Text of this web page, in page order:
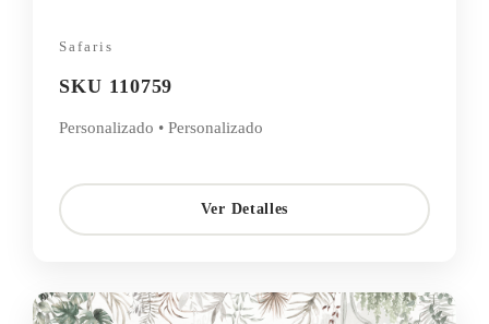
Safaris
SKU 110759
Personalizado • Personalizado
Ver Detalles